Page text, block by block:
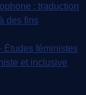
: traduction
des fins
Études féministes
et inclusive